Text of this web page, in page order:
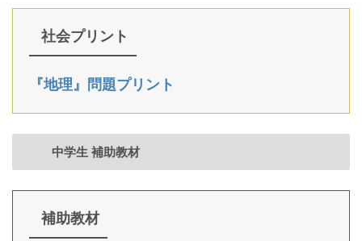
社会プリント
『地理』問題プリント
中学生 補助教材
補助教材